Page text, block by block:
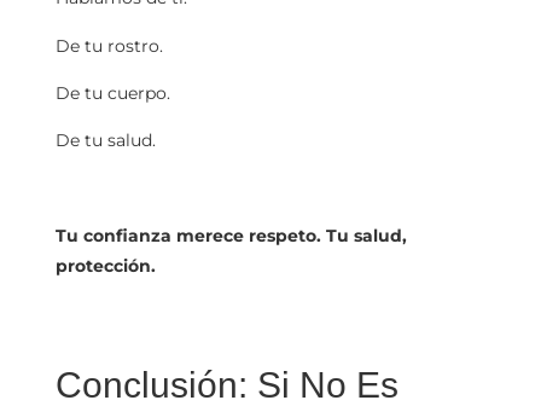
De tu rostro.
De tu cuerpo.
De tu salud.
Tu confianza merece respeto. Tu salud,
protección.
Conclusión: Si No Es